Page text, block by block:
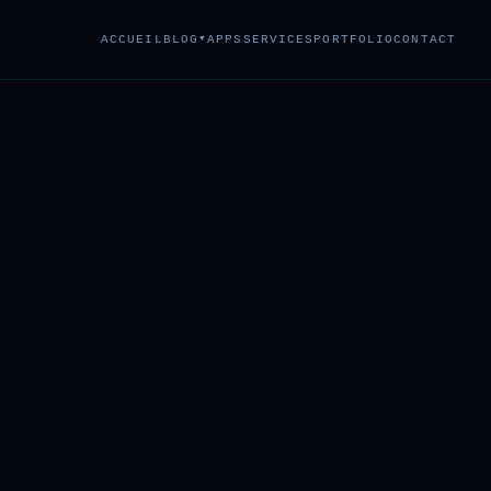
ACCUEIL BLOG ▾APPS SERVICES PORTFOLIOCONTACT